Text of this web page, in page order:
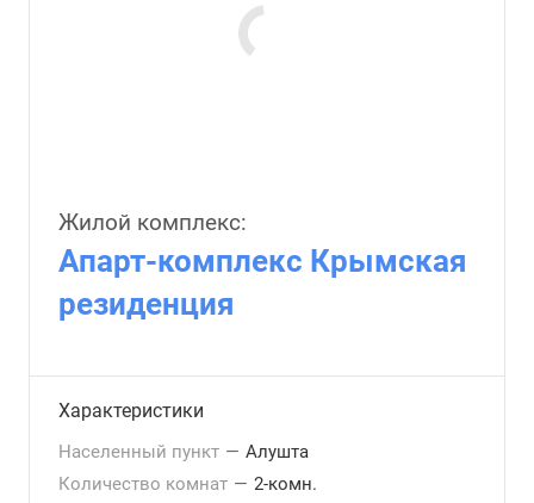
Жилой комплекс:
Апарт-комплекс Крымская
резиденция
Характеристики
Населенный пункт — Алушта
Количество комнат — 2-комн.